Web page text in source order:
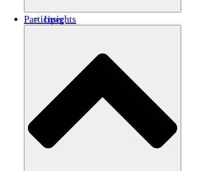
Insights
Participer